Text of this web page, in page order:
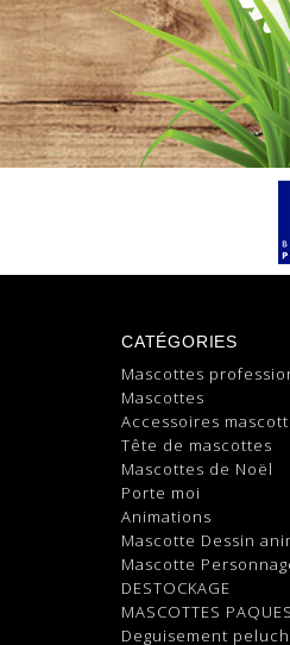
CATÉGORIES
Mascottes
Mascottes
Accessoires
Tête de mascottes
Mascottes de Noël
Porte moi
Animations
Mascotte Dessin
Mascotte
DESTOCKAGE
MASCOTTES PAQUES
Deguisement